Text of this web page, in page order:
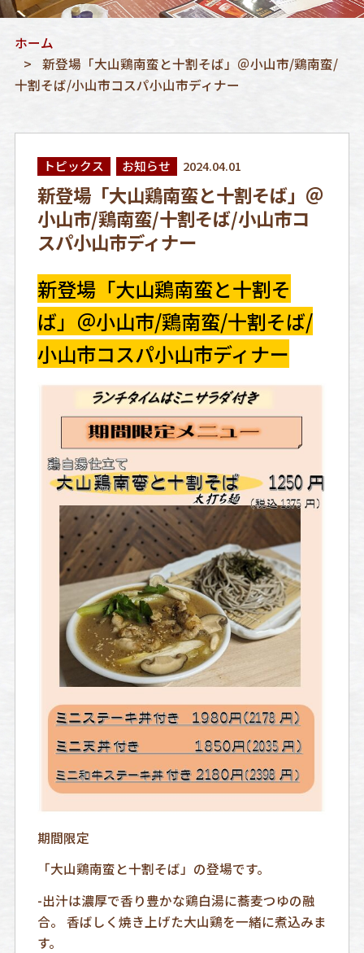
ホーム
新登場「大山鶏南蛮と十割そば」＠小山市/鶏南蛮/
十割そば/小山市コスパ小山市ディナー
トピックス お知らせ 2024.04.01
新登場「大山鶏南蛮と十割そば」＠
小山市/鶏南蛮/十割そば/小山市コ
スパ小山市ディナー
新登場「大山鶏南蛮と十割そ
ば」＠小山市/鶏南蛮/十割そば/
小山市コスパ小山市ディナー
期間限定
「大山鶏南蛮と十割そば」の登場です。
-出汁は濃厚で香り豊かな鶏白湯に蕎麦つゆの融
合。 香ばしく焼き上げた大山鶏を一緒に煮込みま
す。